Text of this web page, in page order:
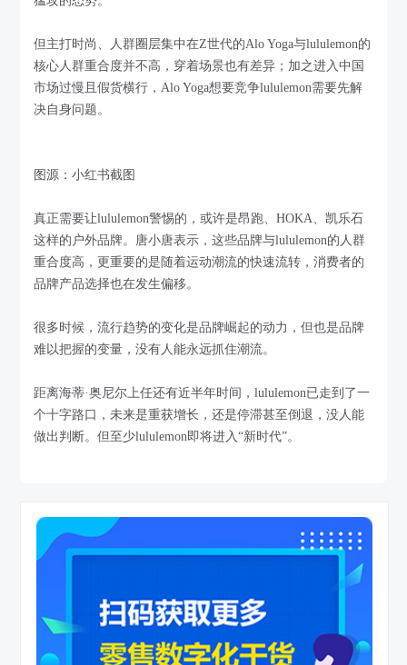
但主打时尚、人群圈层集中在Z世代的Alo Yoga与lululemon的
核心人群重合度并不高，穿着场景也有差异；加之进入中国
市场过慢且假货横行，Alo Yoga想要竞争lululemon需要先解
决自身问题。
图源：小红书截图
真正需要让lululemon警惕的，或许是昂跑、HOKA、凯乐石
这样的户外品牌。唐小唐表示，这些品牌与lululemon的人群
重合度高，更重要的是随着运动潮流的快速流转，消费者的
品牌产品选择也在发生偏移。
很多时候，流行趋势的变化是品牌崛起的动力，但也是品牌
难以把握的变量，没有人能永远抓住潮流。
距离海蒂·奥尼尔上任还有近半年时间，lululemon已走到了一
个十字路口，未来是重获增长，还是停滞甚至倒退，没人能
做出判断。但至少lululemon即将进入“新时代”。